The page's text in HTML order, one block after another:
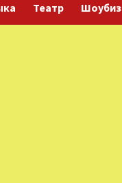
Театр Шоубиз